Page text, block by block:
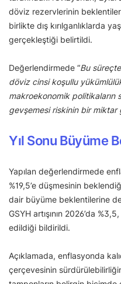
döviz rezervlerinin
birlikte dış kırılganlıklarda
gerçekleştiği belirtildi.
Değerlendirmede “Bu
döviz cinsi koşullu
makroekonomik
gevşemesi riskinin bir miktar
Yıl Sonu Büyüme
Yapılan değerlendirmede
%19,5’e düşmesinin
dair büyüme beklentilerine
GSYH artışının 2026’da
edildiği bildirildi.
Açıklamada, enflasyonda
çerçevesinin